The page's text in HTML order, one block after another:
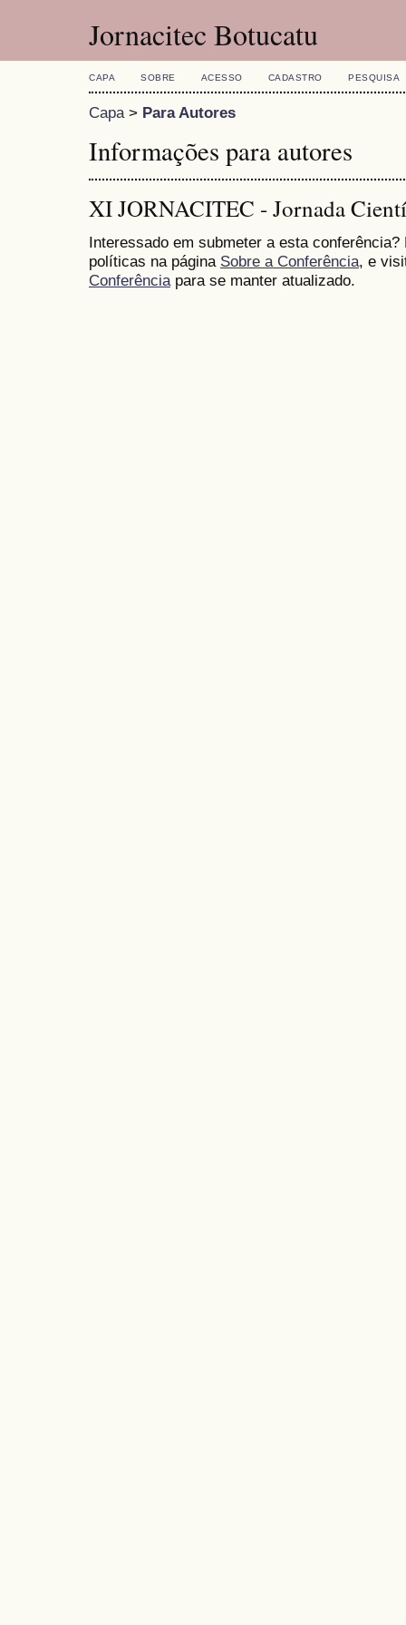
Jornacitec Botucatu
CAPA SOBRE ACESSO CADASTRO PESQUISA
Capa> Para Autores
Informações para autores
XI JORNACITEC - Jornada
Interessado em submeter a esta
políticas na página Sobre a Conferência, e
Conferênciapara se manter atualizado.